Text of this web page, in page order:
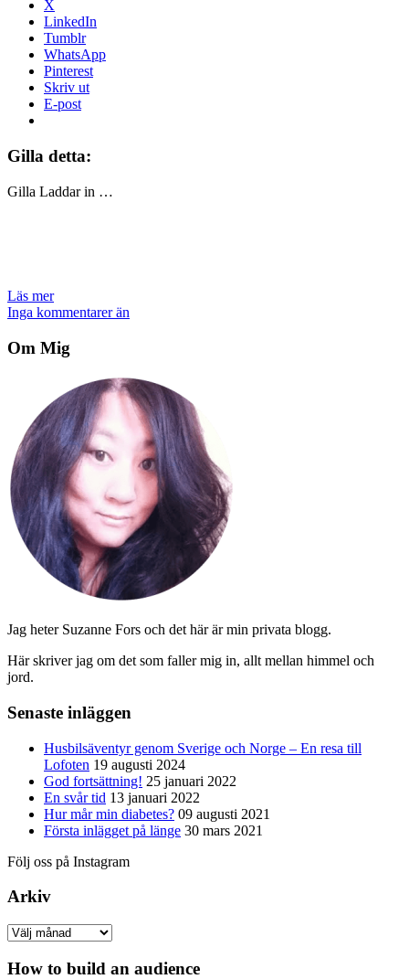
X
LinkedIn
Tumblr
WhatsApp
Pinterest
Skriv ut
E-post
Gilla detta:
Gilla Laddar in …
Läs mer
Inga kommentarer än
Om Mig
Jag heter Suzanne Fors och det här är min privata blogg.
Här skriver jag om det som faller mig in, allt mellan himmel och
jord.
Senaste inläggen
Husbilsäventyr genom Sverige och Norge – En resa till
Lofoten 19 augusti 2024
God fortsättning! 25 januari 2022
En svår tid 13 januari 2022
Hur mår min diabetes? 09 augusti 2021
Första inlägget på länge 30 mars 2021
Följ oss på Instagram
Arkiv
Arkiv
How to build an audience